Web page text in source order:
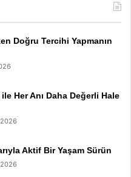
Doğru Tercihi Yapmanın
Her Anı Daha Değerli Hale
Aktif Bir Yaşam Sürün